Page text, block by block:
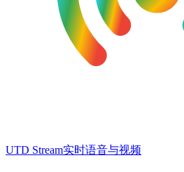
UTD Stream实时语音与视频